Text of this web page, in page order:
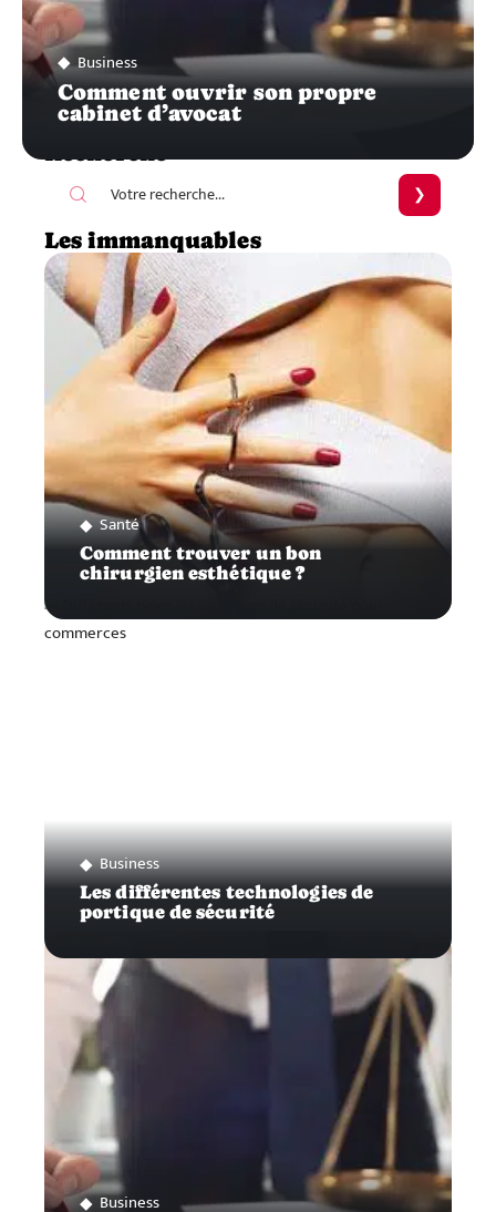
Business
Comment ouvrir son propre
cabinet d’avocat
Recherche
Les immanquables
Santé
Comment trouver un bon
chirurgien esthétique ?
Business
Les différentes technologies de
portique de sécurité
Business